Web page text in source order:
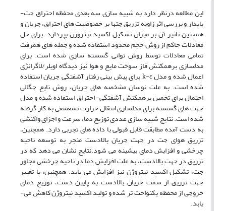
این مطالعه درنظر دارد به شبیه سازی سه ­بعدی محفظه احتراق جت-
پایدار و بررسی اثر زاویه تزریق جتها بر خصوصیت­ های احتراق، جریان و
همچنین تاثیر آن بر میزان تشکیل اکسید نیتروژن بپردازد. برای حل
معادلات حاکم از روش حجم محدود استفاده شده و جمله­ های همرفت
تمامی معادلات توسط روش توانی گسسته ­سازی شده است. برای
مدلسازی برهمکنش فاز سوخت مایع و هوا نیز دیدگاه اویلر/لاگرانژی
اعمال شده و مدل k-ε برای پیش­ بینی رفتار آشفتگی جریان استفاده
شده است. به­ علت نوسان­ مشخصه­ های جریان، روش تابع چگالی
احتمال برای تخمین برهم­کنش آشفتگی- احتراق استفاده شده و مدل
جهت­ های گسسته برای مدلسازی انتقال حرارت تشعشعی به ­کار گرفته
شده است. نتایج شبیه­ سازی عددی توزیع دما، سرعت و اجزای واکنشی
به ­دست آمده مطابقت قابل قبولی با داده­ های تجربی دارد. همچنین،
تزریق هوای جت در جهت جریان بالادست منجر به توسعه ناحیه
چرخشی و افزایش دمای بیشینه می­ شود.نتایج نشان می ­دهد که در
تزریق در جهت بالادست، به­ علت افزایش دما در ناحیه چرخشی مجاور
جت، تشکیل اکسید نیتروژن نیز افزایش می ­یابد. همچنین، با تغییر
جهت تزریق از سمت جریان بالادست به پایین­ دست، توزیع دمای
خروجی از محفظه یکنواخت­ تر شده و تولید اکسید نیتروژن کاهش می­
یابد.